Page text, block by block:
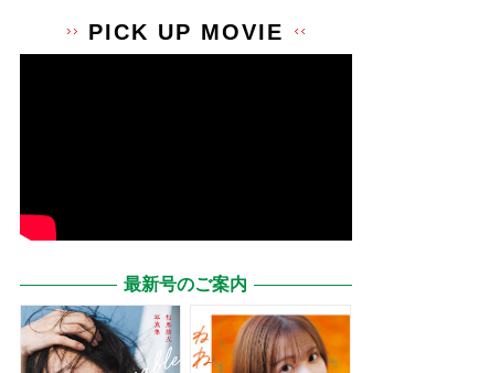
PICK UP MOVIE
最新号のご案内